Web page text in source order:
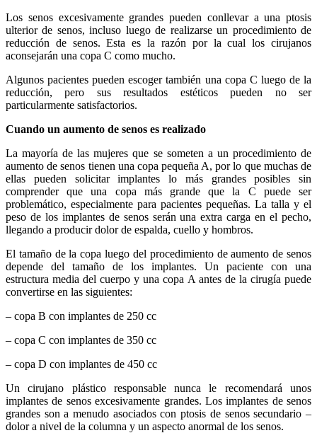
Los senos excesivamente grandes pueden conllevar a una ptosis
ulterior de senos, incluso luego de realizarse un procedimiento de
reducción de senos. Esta es la razón por la cual los cirujanos
aconsejarán una copa C como mucho.
Algunos pacientes pueden escoger también una copa C luego de la
reducción, pero sus resultados estéticos pueden no ser
particularmente satisfactorios.
Cuando un aumento de senos es realizado
La mayoría de las mujeres que se someten a un procedimiento de
aumento de senos tienen una copa pequeña A, por lo que muchas de
ellas pueden solicitar implantes lo más grandes posibles sin
comprender que una copa más grande que la C puede ser
problemático, especialmente para pacientes pequeñas. La talla y el
peso de los implantes de senos serán una extra carga en el pecho,
llegando a producir dolor de espalda, cuello y hombros.
El tamaño de la copa luego del procedimiento de aumento de senos
depende del tamaño de los implantes. Un paciente con una
estructura media del cuerpo y una copa A antes de la cirugía puede
convertirse en las siguientes:
– copa B con implantes de 250 cc
– copa C con implantes de 350 cc
– copa D con implantes de 450 cc
Un cirujano plástico responsable nunca le recomendará unos
implantes de senos excesivamente grandes. Los implantes de senos
grandes son a menudo asociados con ptosis de senos secundario –
dolor a nivel de la columna y un aspecto anormal de los senos.